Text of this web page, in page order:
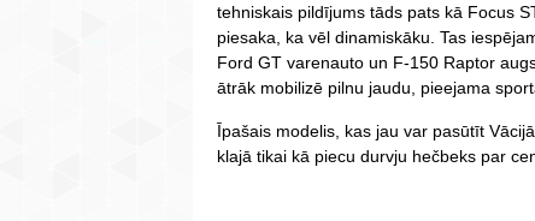
tehniskais pildījums tāds pats kā Focus
piesaka, ka vēl dinamiskāku. Tas
Ford GT varenauto un F-150 Raptor
ātrāk mobilizē pilnu jaudu, pieejama
Īpašais modelis, kas jau var pasūtīt
klajā tikai kā piecu durvju hečbeks par